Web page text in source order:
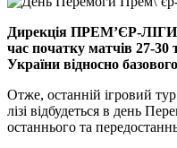
Дирекція ПРЕМ’ЄР-ЛІГИ
час початку матчів 27-30
України відносно
Отже, останній ігровий
лізі відбудеться в день
останнього та